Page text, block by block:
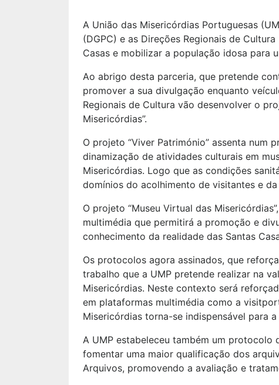
A União das Misericórdias Portuguesas
(DGPC) e as Direções Regionais de
Casas e mobilizar a população idosa para
Ao abrigo desta parceria, que pretende
promover a sua divulgação enquanto
Regionais de Cultura vão desenvolver o
Misericórdias”.
O projeto “Viver Património” assenta
dinamização de atividades culturais em
Misericórdias. Logo que as condições
domínios do acolhimento de visitantes e
O projeto “Museu Virtual das
multimédia que permitirá a promoção e
conhecimento da realidade das Santas
Os protocolos agora assinados, que
trabalho que a UMP pretende realizar na
Misericórdias. Neste contexto será
em plataformas multimédia como a
Misericórdias torna-se indispensável para
A UMP estabeleceu também um protocolo
fomentar uma maior qualificação dos
Arquivos, promovendo a avaliação e